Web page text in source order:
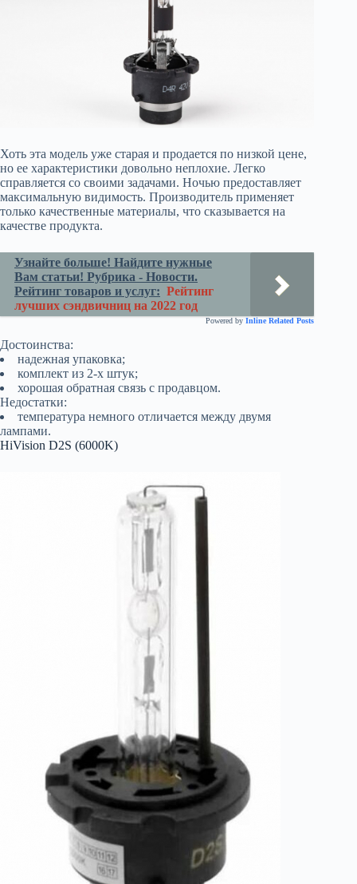
Хоть эта модель уже старая и продается по низкой цене,
но ее характеристики довольно неплохие. Легко
справляется со своими задачами. Ночью предоставляет
максимальную видимость. Производитель применяет
только качественные материалы, что сказывается на
качестве продукта.
Узнайте больше! Найдите нужные
Вам статьи! Рубрика - Новости.
Рейтинг товаров и услуг: Рейтинг
лучших сэндвичниц на 2022 год
Powered by Inline Related Posts
Достоинства:
надежная упаковка;
комплект из 2-х штук;
хорошая обратная связь с продавцом.
Недостатки:
температура немного отличается между двумя
лампами.
HiVision D2S (6000K)